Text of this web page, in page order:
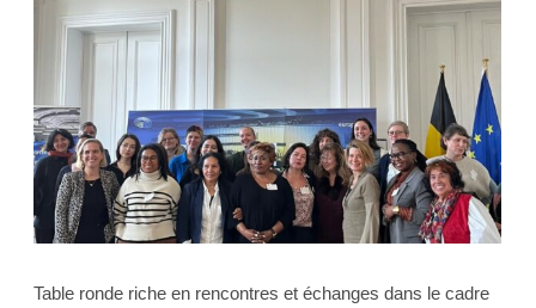
Table ronde riche en rencontres et échanges dans le cadre